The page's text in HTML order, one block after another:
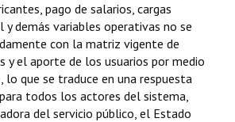
Registro
- Registro
- Registro
pago de salarios, cargas
y demás variables operativas no se
con la matriz vigente de
y el aporte de los usuarios por medio
que se traduce en una respuesta
todos los actores del sistema,
del servicio público, el Estado